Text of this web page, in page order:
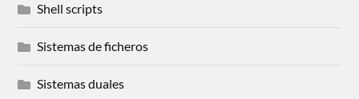
Shell scripts
Sistemas de ficheros
Sistemas duales